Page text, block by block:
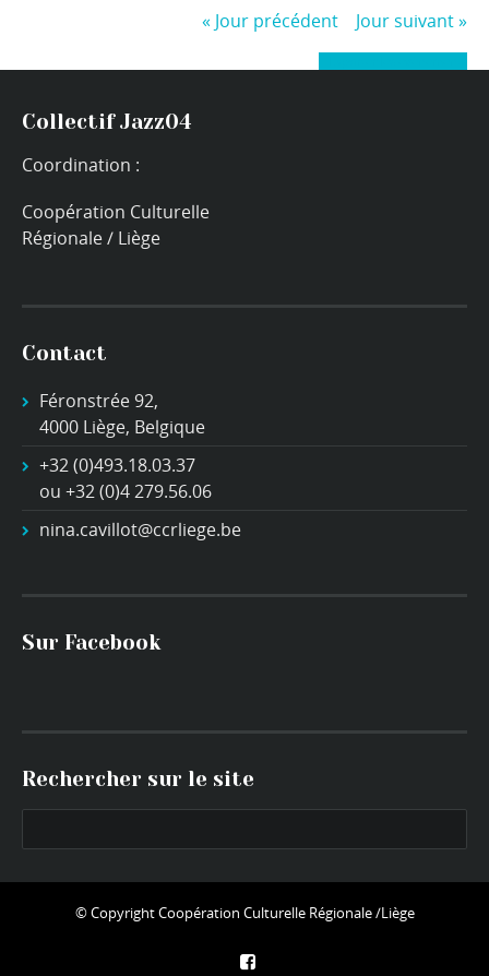
« Jour précédent Jour suivant»
Collectif Jazz04
Coordination :
Coopération Culturelle
Régionale / Liège
Contact
Féronstrée 92,
4000 Liège, Belgique
+32 (0)493.18.03.37
ou +32 (0)4 279.56.06
nina.cavillot@ccrliege.be
Sur Facebook
Rechercher sur le site
© CopyrightCoopération Culturelle Régionale /Liège